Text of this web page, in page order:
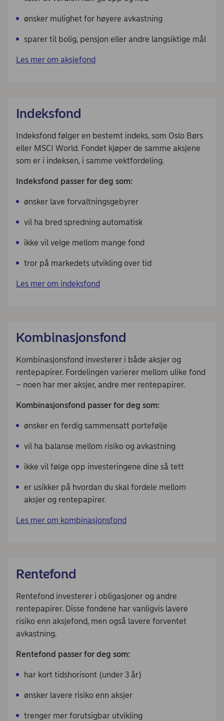
ønsker mulighet for høyere avkastning
sparer til bolig, pensjon eller andre langsiktige mål
Les mer om aksjefond
Indeksfond
Indeksfond følger en bestemt indeks, som Oslo Børs
eller MSCI World. Fondet kjøper de samme aksjene
som er i indeksen, i samme vektfordeling.
Indeksfond passer for deg som:
ønsker lave forvaltningsgebyrer
vil ha bred spredning automatisk
ikke vil velge mellom mange fond
tror på markedets utvikling over tid
Les mer om indeksfond
Kombinasjonsfond
Kombinasjonsfond investerer i både aksjer og
rentepapirer. Fordelingen varierer mellom ulike fond
– noen har mer aksjer, andre mer rentepapirer.
Kombinasjonsfond passer for deg som:
ønsker en ferdig sammensatt portefølje
vil ha balanse mellom risiko og avkastning
ikke vil følge opp investeringene dine så tett
er usikker på hvordan du skal fordele mellom
aksjer og rentepapirer.
Les mer om kombinasjonsfond
Rentefond
Rentefond investerer i obligasjoner og andre
rentepapirer. Disse fondene har vanligvis lavere
risiko enn aksjefond, men også lavere forventet
avkastning.
Rentefond passer for deg som:
har kort tidshorisont (under 3 år)
ønsker lavere risiko enn aksjer
trenger mer forutsigbar utvikling